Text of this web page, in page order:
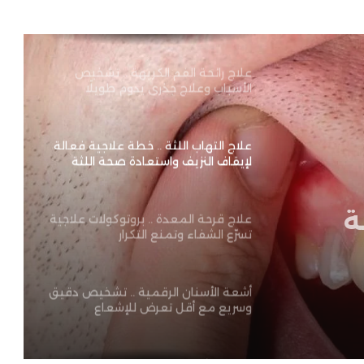
علاج رائحة الفم الكريهة .. تشخيص
الأسباب وعلاج جذري يدوم طويلًا
علاج التهاب اللثة .. خطة علاجية فعالة
لإيقاف النزيف واستعادة صحة اللثة
علاج قرحة المعدة .. بروتوكولات علاجية
تسرّع الشفاء وتمنع التكرار
أشعة الأسنان الرقمية .. تشخيص دقيق
وسريع مع أقل تعرض للإشعاع